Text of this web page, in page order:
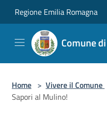
Regione Emilia Romagna
Comune
Home > Vivere il Comune
Sapori al Mulino!